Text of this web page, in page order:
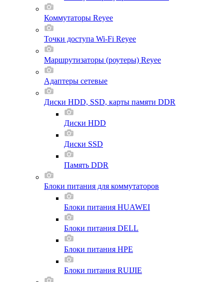
Коммутаторы Reyee
Точки доступа Wi-Fi Reyee
Маршрутизаторы (роутеры) Reyee
Адаптеры сетевые
Диски HDD, SSD, карты памяти DDR
Диски HDD
Диски SSD
Память DDR
Блоки питания для коммутаторов
Блоки питания HUAWEI
Блоки питания DELL
Блоки питания HPE
Блоки питания RUIJIE